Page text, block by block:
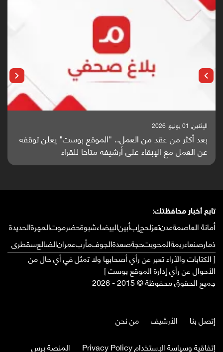
الإثنين, 25 مايو, 2026
باحثون من اليمن يدخلون سباق أبحاث ألزهايمر بدراسة
واعدة منشورة عالميا (ترجمة)
تابع أخبار محافظتك:
أمانة العاصمةعدنتعزلحجإبأبينالبيضاءشبوةحضرموتالمهرةالحديدة
ذمارصنعاءريمةالمحويتحجةصعدةالجوفمأربعمرانالضالعسقطرى
[ الكتابات والآراء تعبر عن رأي أصحابها ولا تمثل في أي حال من
الأحوال عن رأي إدارة الموقع بوست ]
جميع الحقوق محفوظة © 2015 - 2026
إتصل بنا الأرشيف
من نحن
إتفاقية وسياسة الإستخدام Privacy Policy
المنصة برس